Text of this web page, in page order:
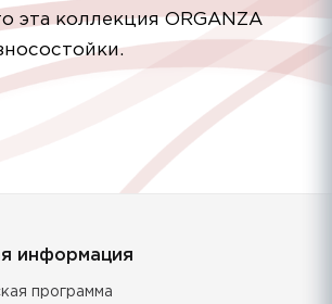
эта коллекция ORGANZA
информация
программа